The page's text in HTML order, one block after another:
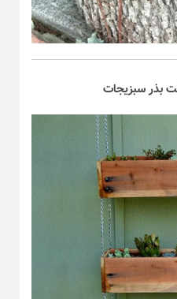
بذر سبزیجات